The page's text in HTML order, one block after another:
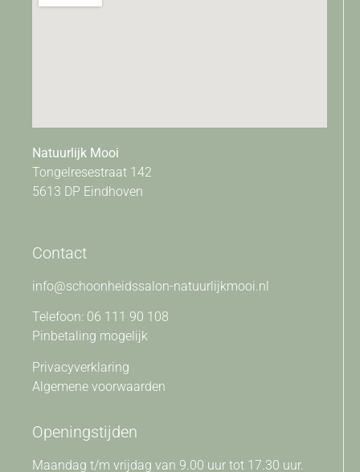
Natuurlijk Mooi
Tongelresestraat 142
5613 DP Eindhoven
Contact
info@schoonheidssalon-natuurlijkmooi.nl
Telefoon: 06 111 90 108
Pinbetaling mogelijk
Privacyverklaring
Algemene voorwaarden
Openingstijden
Maandag t/m vrijdag van 9.00 uur tot 17.30 uur.